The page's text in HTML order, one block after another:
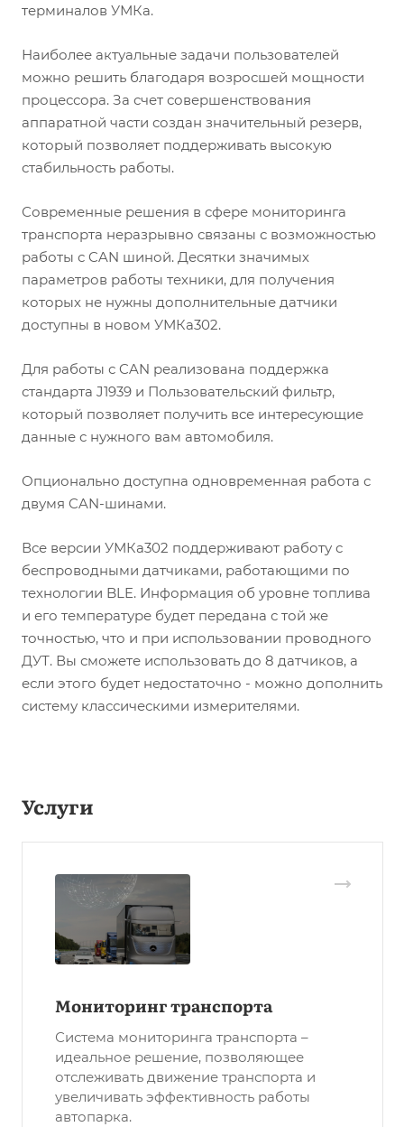
терминалов УМКа.
Наиболее актуальные задачи пользователей
можно решить благодаря возросшей мощности
процессора. За счет совершенствования
аппаратной части создан значительный резерв,
который позволяет поддерживать высокую
стабильность работы.
Современные решения в сфере мониторинга
транспорта неразрывно связаны с возможностью
работы с CAN шиной. Десятки значимых
параметров работы техники, для получения
которых не нужны дополнительные датчики
доступны в новом УМКа302.
Для работы с CAN реализована поддержка
стандарта J1939 и Пользовательский фильтр,
который позволяет получить все интересующие
данные с нужного вам автомобиля.
Опционально доступна одновременная работа с
двумя CAN-шинами.
Все версии УМКа302 поддерживают работу с
беспроводными датчиками, работающими по
технологии BLE. Информация об уровне топлива
и его температуре будет передана с той же
точностью, что и при использовании проводного
ДУТ. Вы сможете использовать до 8 датчиков, а
если этого будет недостаточно - можно дополнить
систему классическими измерителями.
Услуги
Мониторинг транспорта
Система мониторинга транспорта –
идеальное решение, позволяющее
отслеживать движение транспорта и
увеличивать эффективность работы
автопарка.